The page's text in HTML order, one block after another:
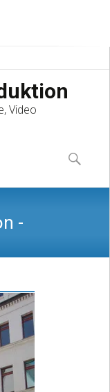
Video
content
Suchen
nach:
-
O-Töne,